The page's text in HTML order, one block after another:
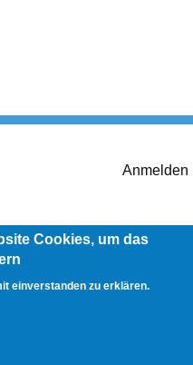
Anmelden
Cookies, um das
einverstanden zu erklären.